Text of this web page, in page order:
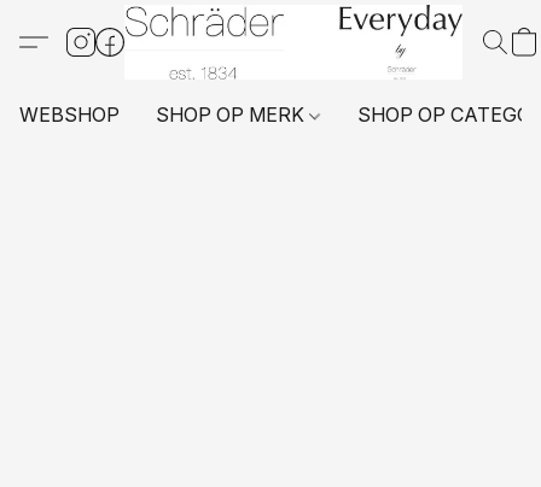
WEBSHOP SHOP OP MERK SHOP OP